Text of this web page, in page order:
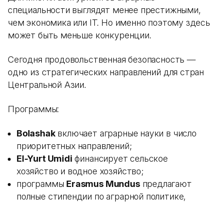
специальности выглядят менее престижными,
чем экономика или IT. Но именно поэтому здесь
может быть меньше конкуренции.
Сегодня продовольственная безопасность —
одно из стратегических направлений для стран
Центральной Азии.
Программы:
Bolashakвключает аграрные науки в число
приоритетных направлений;
El-Yurt Umidi финансирует сельское
хозяйство и водное хозяйство;
программы Erasmus Mundusпредлагают
полные стипендии по аграрной политике,